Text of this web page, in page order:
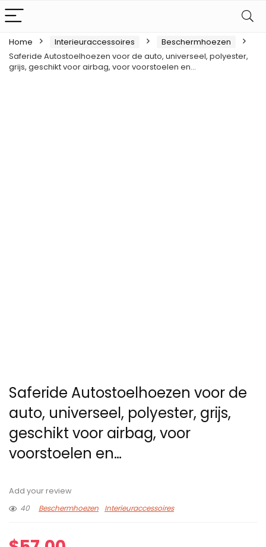
Home Interieuraccessoires
Beschermhoezen
Saferide Autostoelhoezen voor de auto, universeel, polyester,
grijs, geschikt voor airbag, voor voorstoelen en…
Saferide Autostoelhoezen voor de
auto, universeel, polyester, grijs,
geschikt voor airbag, voor
voorstoelen en…
Add your review
40
Beschermhoezen Interieuraccessoires